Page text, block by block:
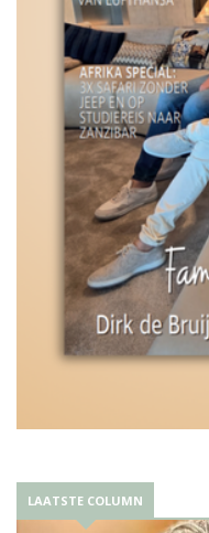
LAATSTE COLUMN